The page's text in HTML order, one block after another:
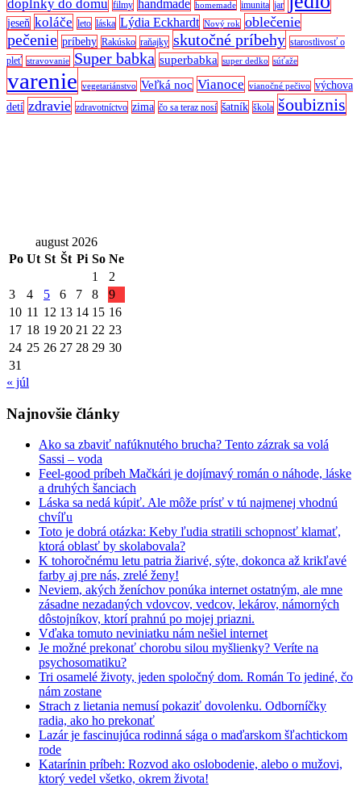
doplnky do domu filmy handmade homemade imunita jar
jeseň koláče leto láska Lýdia Eckhardt Nový rok oblečenie
pečenie príbehy Rakúsko raňajky skutočné príbehy starostlivosť o
pleť stravovanie Super babka superbabka super dedko súťaže
varenie vegetariánstvo Veľká noc Vianoce vianočné pečivo
výchova
detí zdravie zdravotníctvo zima čo sa teraz nosí šatník škola šoubiznis
august 2026
Po Ut St Št Pi So Ne
1
2
3
4 5 6 7 8
9
10 11 12 13 14 15 16
17 18 19 20 21 22 23
24 25 26 27 28 29 30
31
« júl
Najnovšie články
Ako sa zbaviť nafúknutého brucha? Tento zázrak sa volá
Sassi – voda
Feel-good príbeh Mačkári je dojímavý román o náhode, láske
a druhých šanciach
Láska sa nedá kúpiť. Ale môže prísť v tú najmenej vhodnú
chvíľu
Toto je dobrá otázka: Keby ľudia stratili schopnosť klamať,
ktorá oblasť by skolabovala?
K tohoročnému letu patria žiarivé, sýte, dokonca až krikľavé
farby aj pre nás, zrelé ženy!
Neviem, akých ženíchov ponúka internet ostatným, ale mne
zásadne nezadaných vdovcov, vedcov, lekárov, námorných
dôstojníkov, ktorí prahnú po mojej priazni.
Vďaka tomuto neviniatku nám nešiel internet
Je možné prekonať chorobu silou myšlienky? Veríte na
psychosomatiku?
Tri osamelé životy, jeden spoločný dom. Román To jediné, čo
nám zostane
Strach z lietania nemusí pokaziť dovolenku. Odborníčky
radia, ako ho prekonať
Lazár je fascinujúca rodinná sága o maďarskom šľachtickom
rode
Katarínin príbeh: Rozvod ako oslobodenie, alebo o mužovi,
ktorý vedel všetko, okrem života!